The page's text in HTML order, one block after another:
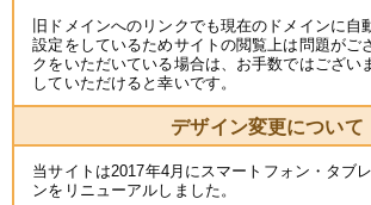
旧ドメインへのリンクでも現在のドメインに自
設定をしているためサイトの閲覧上は問題がご
クをいただいている場合は、お手数ではござい
していただけると幸いです。
デザイン変更について
当サイトは2017年4月にスマートフォン・タブ
ンをリニューアルしました。